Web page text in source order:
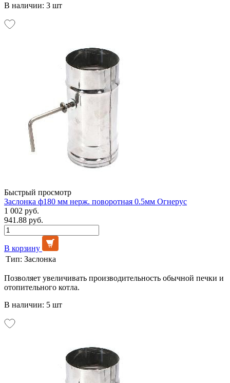
В наличии: 3 шт
Быстрый просмотр
Заслонка ф180 мм нерж. поворотная 0.5мм Огнерус
1 002 руб.
941.88 руб.
В корзину
Тип: Заслонка
Позволяет увеличивать производительность обычной печки и
отопительного котла.
В наличии: 5 шт